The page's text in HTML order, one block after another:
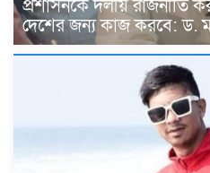
প্রশাসনকে দলীয় রাজনীতি
দেশের জন্য কাজ করবে: ড.